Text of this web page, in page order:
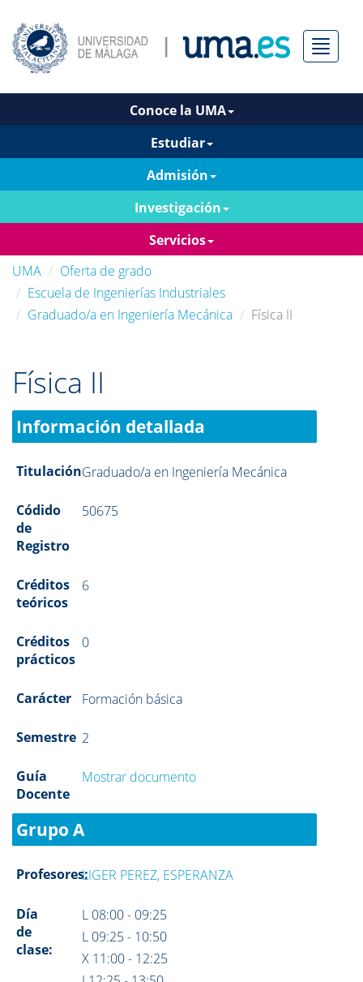
Menú
Conoce la UMA
Estudiar
Admisión
Investigación
Servicios
UMA
Oferta de grado
Escuela de Ingenierías Industriales
Graduado/a en Ingeniería Mecánica
Física II
Física II
Información detallada
TitulaciónGraduado/a en Ingeniería Mecánica
Códido
de
Registro
50675
Créditos
teóricos
6
Créditos
prácticos
0
Carácter Formación básica
Semestre 2
Guía
Docente
Mostrar documento
Grupo A
Profesores:LIGER PEREZ, ESPERANZA
Día
de
clase:
L 08:00 - 09:25
L 09:25 - 10:50
X 11:00 - 12:25